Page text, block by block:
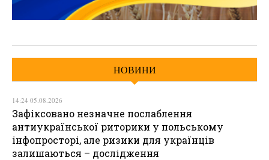
НОВИНИ
14:24 05.08.2026
Зафіксовано незначне послаблення
антиукраїнської риторики у польському
інфопросторі, але ризики для українців
залишаються – дослідження